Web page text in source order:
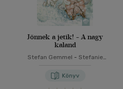
Jönnek a jetik! - A nagy
kaland
Stefan Gemmel - Stefanie
Könyv